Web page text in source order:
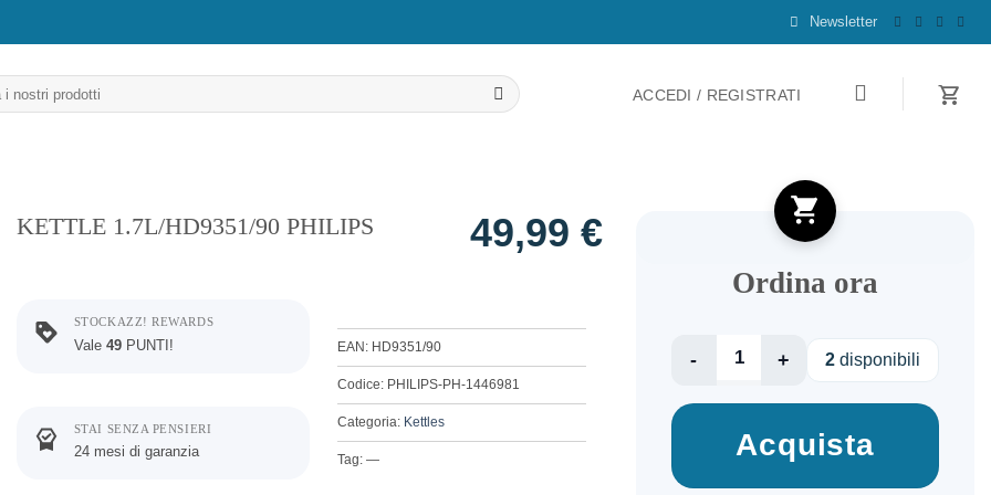
Newsletter
ACCEDI / REGISTRATI
KETTLE 1.7L/HD9351/90 PHILIPS 49,99 €
STOCKAZZ! REWARDS
Vale 49 PUNTI!
STAI SENZA PENSIERI
24 mesi di garanzia
EAN: HD9351/90
Codice: PHILIPS-PH-1446981
Categoria: Kettles
Tag: —
Ordina ora
1.7L/HD9351/90
quantità
2 disponibili
Acquista